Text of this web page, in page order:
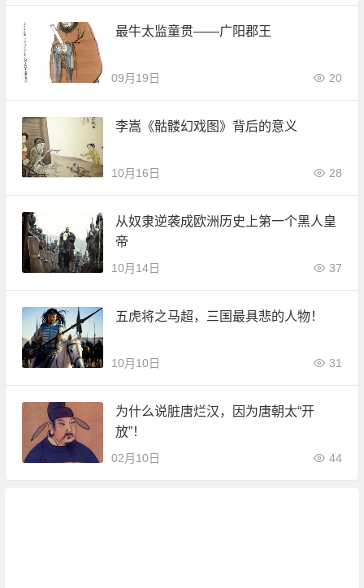
最牛太监童贯——广阳郡王
09月19日 20
李嵩《骷髅幻戏图》背后的意义
10月16日 28
从奴隶逆袭成欧洲历史上第一个黑人皇
帝
10月14日 37
五虎将之马超，三国最具悲的人物！
10月10日 31
为什么说脏唐烂汉，因为唐朝太“开
放”！
02月10日 44